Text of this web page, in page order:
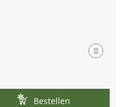
Bestellen